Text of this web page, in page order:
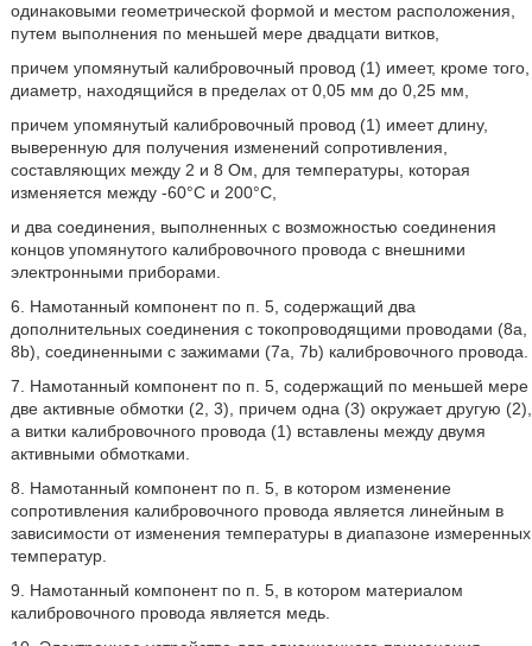
одинаковыми геометрической формой и местом расположения,
путем выполнения по меньшей мере двадцати витков,
причем упомянутый калибровочный провод (1) имеет, кроме того,
диаметр, находящийся в пределах от 0,05 мм до 0,25 мм,
причем упомянутый калибровочный провод (1) имеет длину,
выверенную для получения изменений сопротивления,
составляющих между 2 и 8 Ом, для температуры, которая
изменяется между -60°С и 200°С,
и два соединения, выполненных с возможностью соединения
концов упомянутого калибровочного провода с внешними
электронными приборами.
6. Намотанный компонент по п. 5, содержащий два
дополнительных соединения с токопроводящими проводами (8а,
8b), соединенными с зажимами (7а, 7b) калибровочного провода.
7. Намотанный компонент по п. 5, содержащий по меньшей мере
две активные обмотки (2, 3), причем одна (3) окружает другую (2),
а витки калибровочного провода (1) вставлены между двумя
активными обмотками.
8. Намотанный компонент по п. 5, в котором изменение
сопротивления калибровочного провода является линейным в
зависимости от изменения температуры в диапазоне измеренных
температур.
9. Намотанный компонент по п. 5, в котором материалом
калибровочного провода является медь.